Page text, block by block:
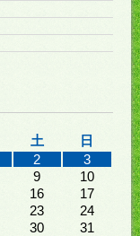
土
日
2
3
9
10
16
17
23
24
30 31